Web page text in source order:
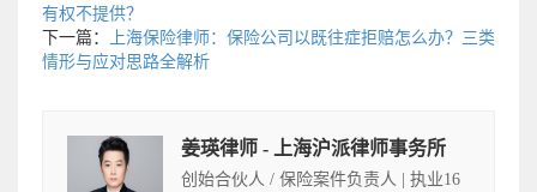
有权不提供？
下一篇：
上海保险律师：保险公司以既往症拒赔怎么办？三类
情形与应对思路全解析
姜瑛律师 - 上海沪派律师事务所
创始合伙人 / 保险案件负责人 | 执业16